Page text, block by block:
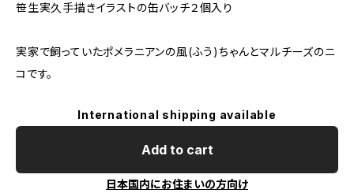
笹生実久手描きイラストの缶バッチ２個入り
実家で飼っていたポメラニアンの風(ふう)ちゃんとマルチーズのニ
コです。
International shipping available
Add to cart
日本国内にお住まいの方向け